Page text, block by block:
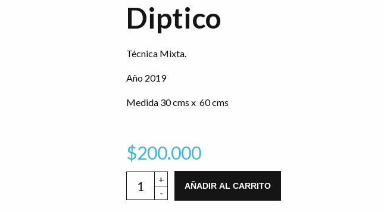
Diptico
Técnica Mixta.
Año 2019
Medida 30 cms x 60 cms
$200.000
AÑADIR AL CARRITO